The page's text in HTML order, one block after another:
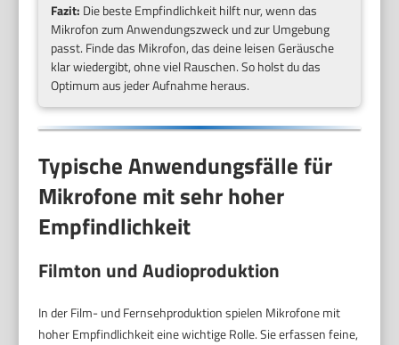
Fazit: Die beste Empfindlichkeit hilft nur, wenn das
Mikrofon zum Anwendungszweck und zur Umgebung
passt. Finde das Mikrofon, das deine leisen Geräusche
klar wiedergibt, ohne viel Rauschen. So holst du das
Optimum aus jeder Aufnahme heraus.
Typische Anwendungsfälle für
Mikrofone mit sehr hoher
Empfindlichkeit
Filmton und Audioproduktion
In der Film- und Fernsehproduktion spielen Mikrofone mit
hoher Empfindlichkeit eine wichtige Rolle. Sie erfassen feine,